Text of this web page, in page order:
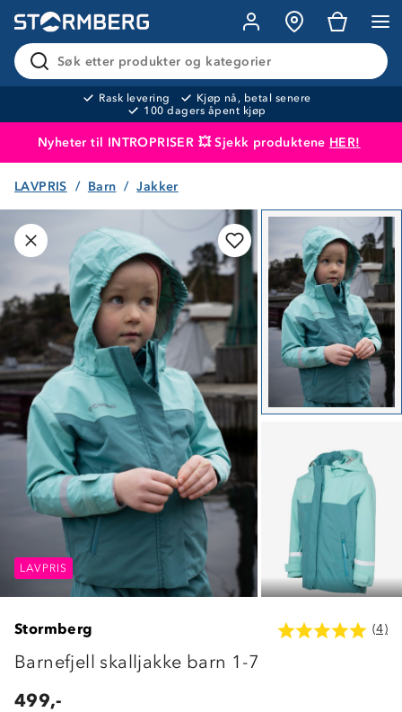
Søk etter produkter og kategorier
Rask levering
Kjøp nå, betal senere
100 dagers åpent kjøp
Nyheter til INTROPRISER 💥 Sjekk produktene HER!
Produktet er lagt i handlekurven
LAVPRIS Barn Jakker
LAVPRIS LAVPRIS
LAVPRIS
Stormberg (4)
Barnefjell skalljakke barn 1-7
499,-